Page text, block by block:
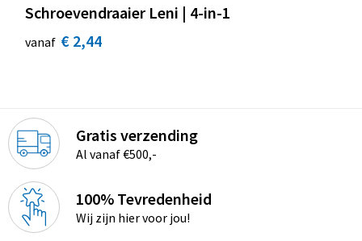
Schroevendraaier Leni | 4-in-1
vanaf € 2,44
Gratis verzending
Al vanaf €500,-
100% Tevredenheid
Wij zijn hier voor jou!